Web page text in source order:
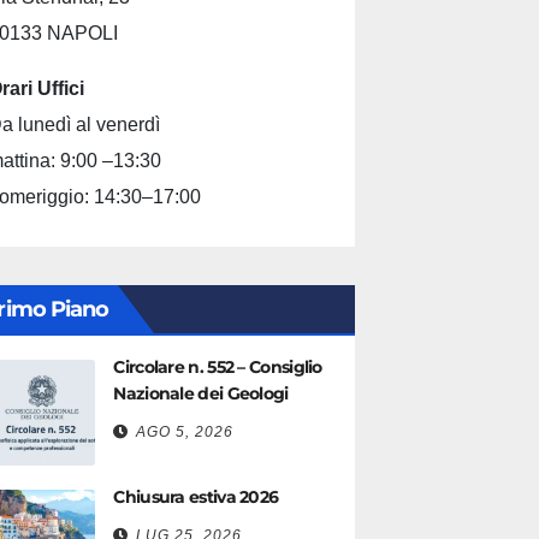
NAPOLI
Uffici
lunedì al venerdì
9:00 –13:30
14:30–17:00
Piano
Circolare n. 552 – Consiglio
Nazionale dei Geologi
AGO 5, 2026
Chiusura estiva 2026
LUG 25, 2026